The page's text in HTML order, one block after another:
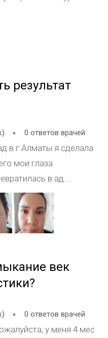
месяцев назад. Ждали
натяжение даже
глаз до операции и
результат
0 ответов врачей
мои глаза
в ад.
и жира и сделали
ещё в добавок
уголков
складочку и
век
0 ответов врачей
у меня 4 мес